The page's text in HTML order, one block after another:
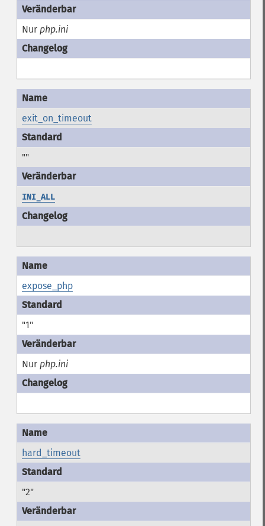
Nur php.ini
exit_on_timeout
""
INI_ALL
expose_php
"1"
Nur php.ini
hard_timeout
"2"